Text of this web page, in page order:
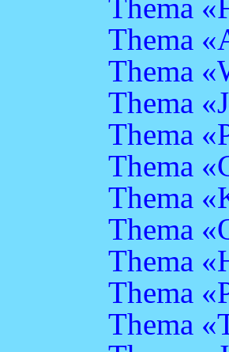
Thema
Thema
Thema
Thema
Thema
Thema
Thema
Thema
Thema
Thema
Thema